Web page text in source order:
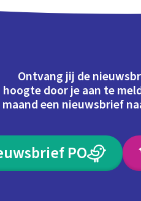
Ontvang jij de
hoogte door je aan te
maand een nieuwsbrief
PO